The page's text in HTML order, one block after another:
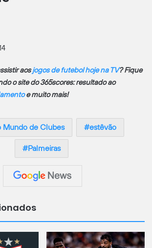
aosjogos de futebol hoje na TV? Fique
o site do 365scores: resultado ao
e muito mais!
Mundo de Clubes estêvão
Palmeiras